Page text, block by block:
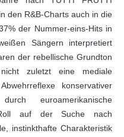
den R&B-Charts auch in die
der Nummer-eins-Hits in
Sängern interpretiert
der rebellische Grundton
zuletzt eine mediale
konservativer
euroamerikanische
auf der Suche nach
instinkthafte Charakteristik